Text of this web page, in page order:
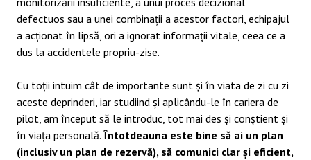
defectuos sau a unei combinații a acestor factori, echipajul
a acționat în lipsă, ori a ignorat informații vitale, ceea ce a
dus la accidentele propriu-zise.
Cu toții intuim cât de importante sunt și în viata de zi cu zi
aceste deprinderi, iar studiind și aplicându-le în cariera de
pilot, am început să le introduc, tot mai des și conștient și
în viața personală. Întotdeauna este bine să ai un plan
(inclusiv un plan de rezervă), să comunici clar și eficient,